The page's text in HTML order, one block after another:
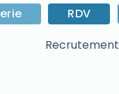
RDV
Recrutement